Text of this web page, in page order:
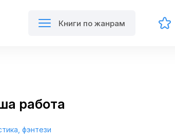
Книги по жанрам
работа
фэнтези